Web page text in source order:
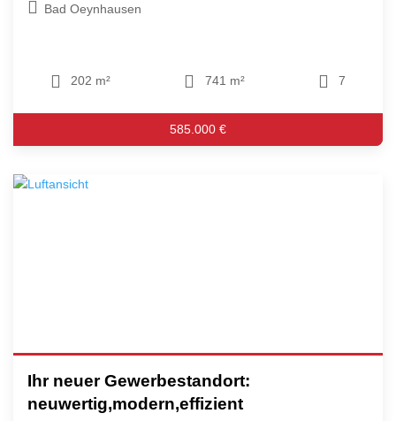
Bad Oeynhausen
202 m² 741 m² 7
585.000 €
Ihr neuer Gewerbestandort:
neuwertig,modern,effizient